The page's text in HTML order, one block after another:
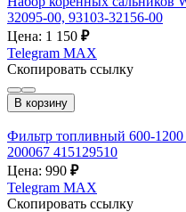
32095-00, 93103-32156-00
Цена: 1 150 ₽
Telegram MAX
Скопировать ссылку
В корзину
Фильтр топливный 600-
200067 415129510
Цена: 990 ₽
Telegram MAX
Скопировать ссылку